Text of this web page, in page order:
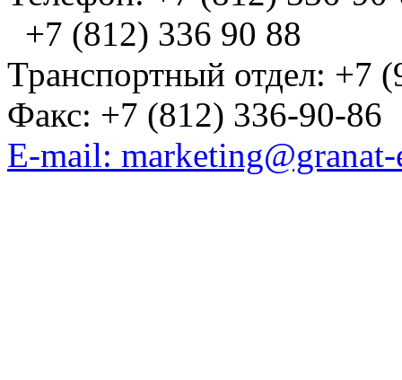
+7 (812) 336 90 88
Транспортный отдел: +7
Факс: +7 (812) 336-90-86
E-mail: